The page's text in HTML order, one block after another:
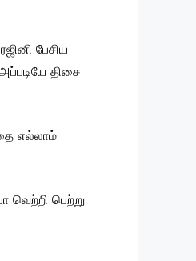
பேசிய
திசை
எல்லாம்
வெற்றி பெற்று